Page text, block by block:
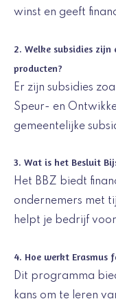
winst en geeft
2. Welke subsidies
producten?
Er zijn subsidies
Speur- en
gemeentelijke
3. Wat is het Besluit
Het BBZ biedt
ondernemers met
helpt je bedrijf
4. Hoe werkt Erasmus
Dit programma
kans om te leren